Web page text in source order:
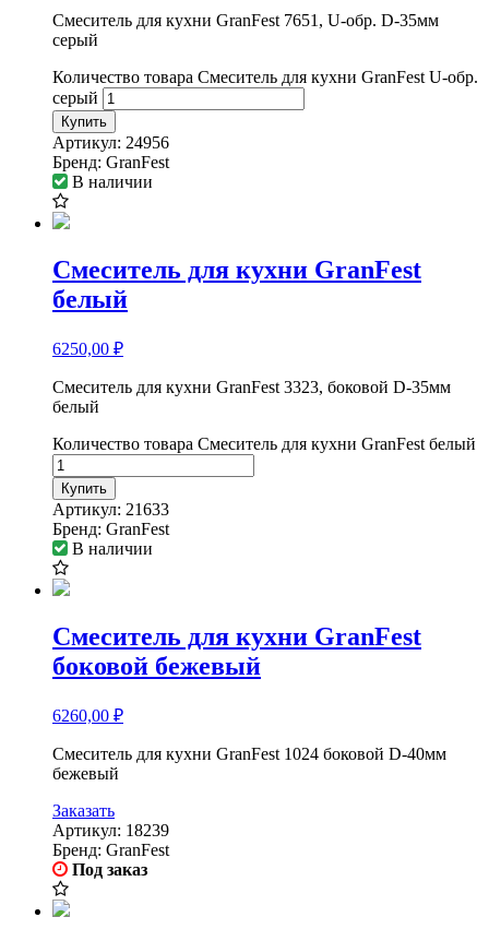
Смеситель для кухни GranFest 7651, U-обр. D-35мм
серый
Количество товара Смеситель для кухни GranFest U-обр.
серый
Купить
Артикул: 24956
Бренд: GranFest
В наличии
Смеситель для кухни GranFest
белый
6250,00 ₽
Смеситель для кухни GranFest 3323, боковой D-35мм
белый
Количество товара Смеситель для кухни GranFest белый
Купить
Артикул: 21633
Бренд: GranFest
В наличии
Смеситель для кухни GranFest
боковой бежевый
6260,00 ₽
Смеситель для кухни GranFest 1024 боковой D-40мм
бежевый
Заказать
Артикул: 18239
Бренд: GranFest
Под заказ